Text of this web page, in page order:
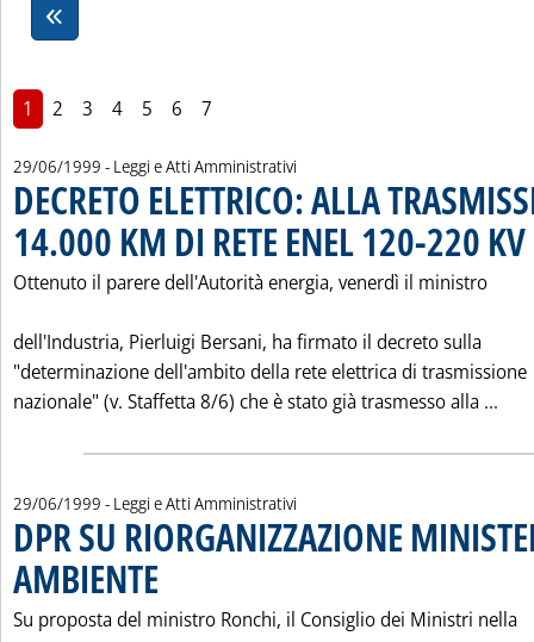
1 2 3 4 5 6 7
29/06/1999 - Leggi e Atti Amministrativi
DECRETO ELETTRICO: ALLA
14.000 KM DI RETE ENEL 120-220 KV.
Ottenuto il parere dell'Autorità energia, venerdì il ministro
dell'Industria, Pierluigi Bersani, ha firmato il decreto sulla
"determinazione dell'ambito della rete elettrica di trasmissione
nazionale" (v. Staffetta 8/6) che è stato già trasmesso alla ...
29/06/1999 - Leggi e Atti Amministrativi
DPR SU RIORGANIZZAZIONE
AMBIENTE
Su proposta del ministro Ronchi, il Consiglio dei Ministri nella